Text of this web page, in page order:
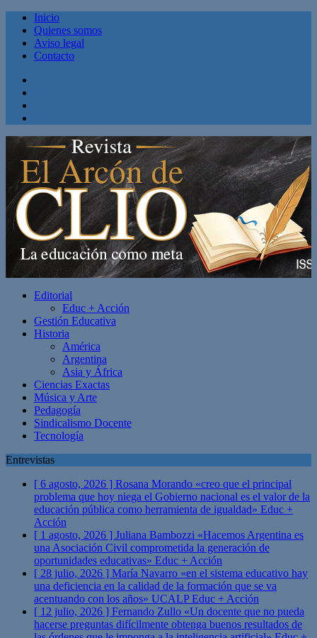
Inicio
Quienes somos
Aviso legal
Contacto
Editorial
Educ + Acción
Gestión Educativa
Historia
América
Argentina
Asia y África
Ciencias Exactas
Música y Arte
Pedagogía
Sindicalismo Docente
Tecnología
Entrevistas
[ 6 agosto, 2026 ] Rosana Morando «creo que el principal
problema que hoy niega el Gobierno nacional es el valor de la
educación pública como herramienta de igualdad» Educ +
Acción
[ 1 agosto, 2026 ] Juliana Bambozzi «Hacemos Argentina es
una Asociación Civil comprometida la generación de
oportunidades educativas» Educ + Acción
[ 28 julio, 2026 ] María Navarro «en el sistema educativo hay
una deficiencia en la calidad de la formación que se va
acentuando con los años» UCALPEduc + Acción
[ 12 julio, 2026 ] Fernando Zullo «Un docente que no pueda
hacerse preguntas difícilmente obtenga buenos resultados de